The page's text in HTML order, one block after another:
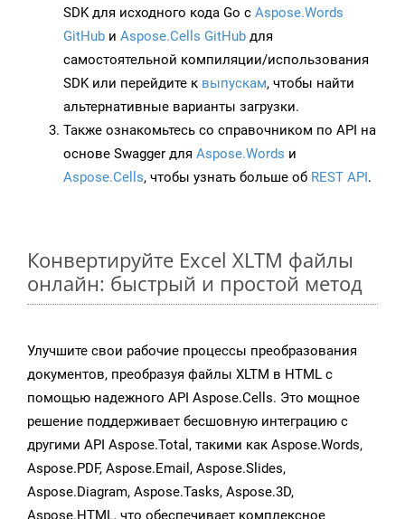
SDK для исходного кода Go с Aspose.Words
GitHub и Aspose.Cells GitHub для
самостоятельной компиляции/использования
SDK или перейдите к выпускам, чтобы найти
альтернативные варианты загрузки.
Также ознакомьтесь со справочником по API на
основе Swagger для Aspose.Words и
Aspose.Cells, чтобы узнать больше об REST API.
Конвертируйте Excel XLTM файлы
онлайн: быстрый и простой метод
Улучшите свои рабочие процессы преобразования
документов, преобразуя файлы XLTM в HTML с
помощью надежного API Aspose.Cells. Это мощное
решение поддерживает бесшовную интеграцию с
другими API Aspose.Total, такими как Aspose.Words,
Aspose.PDF, Aspose.Email, Aspose.Slides,
Aspose.Diagram, Aspose.Tasks, Aspose.3D,
Aspose.HTML, что обеспечивает комплексное